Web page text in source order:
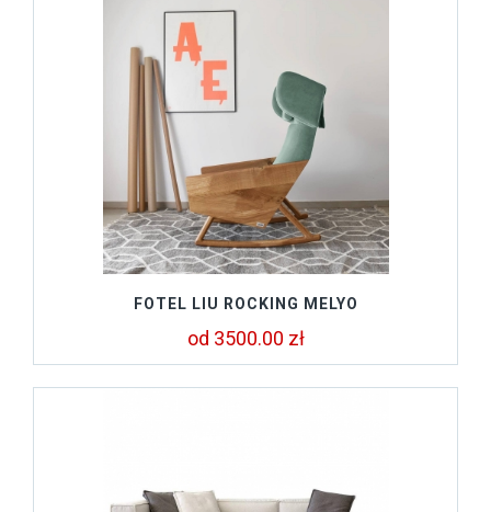
FOTEL LIU ROCKING MELYO
od 3500.00 zł